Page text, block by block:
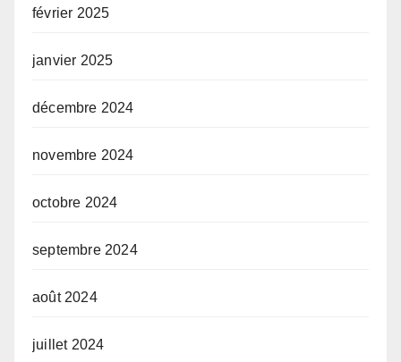
février 2025
janvier 2025
décembre 2024
novembre 2024
octobre 2024
septembre 2024
août 2024
juillet 2024